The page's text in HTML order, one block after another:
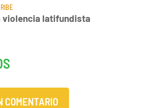
violencia latifundista
COMENTARIO